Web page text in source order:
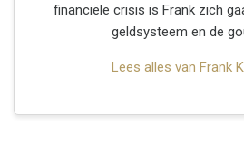
financiële crisis is Frank zich
geldsysteem en de
Lees alles van Frank